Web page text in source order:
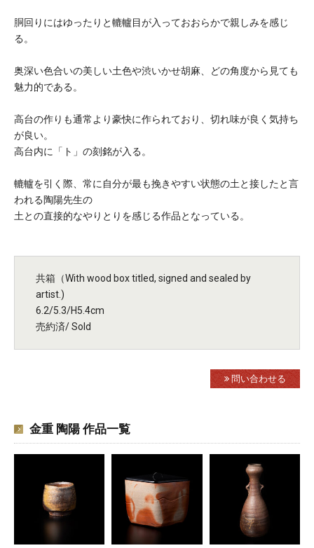
胴回りにはゆったりと轆轤目が入っておおらかで親しみを感じ
る。
奥深い色合いの美しい土色や渋いかせ胡麻、どの角度から見ても
魅力的である。
高台の作りも通常より豪快に作られており、切れ味が良く気持ち
が良い。
高台内に「ト」の刻銘が入る。
轆轤を引く際、常に自分が最も挽きやすい状態の土と接したと言
われる陶陽先生の
土との直接的なやりとりを感じる作品となっている。
共箱（With wood box titled, signed and sealed by
artist.)
6.2/5.3/H5.4cm
売約済/ Sold
問い合わせる
金重 陶陽 作品一覧